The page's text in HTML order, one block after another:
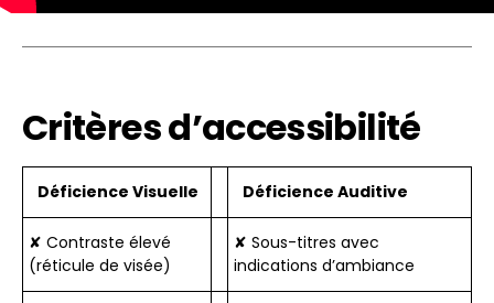
Critères d’accessibilité
Déficience Visuelle Déficience Auditive
✘ Contraste élevé
(réticule de visée)
✘ Sous-titres avec
indications d’ambiance